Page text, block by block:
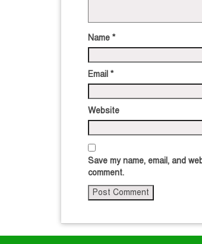
Name *
Email *
Website
Save my name, email, and
comment.